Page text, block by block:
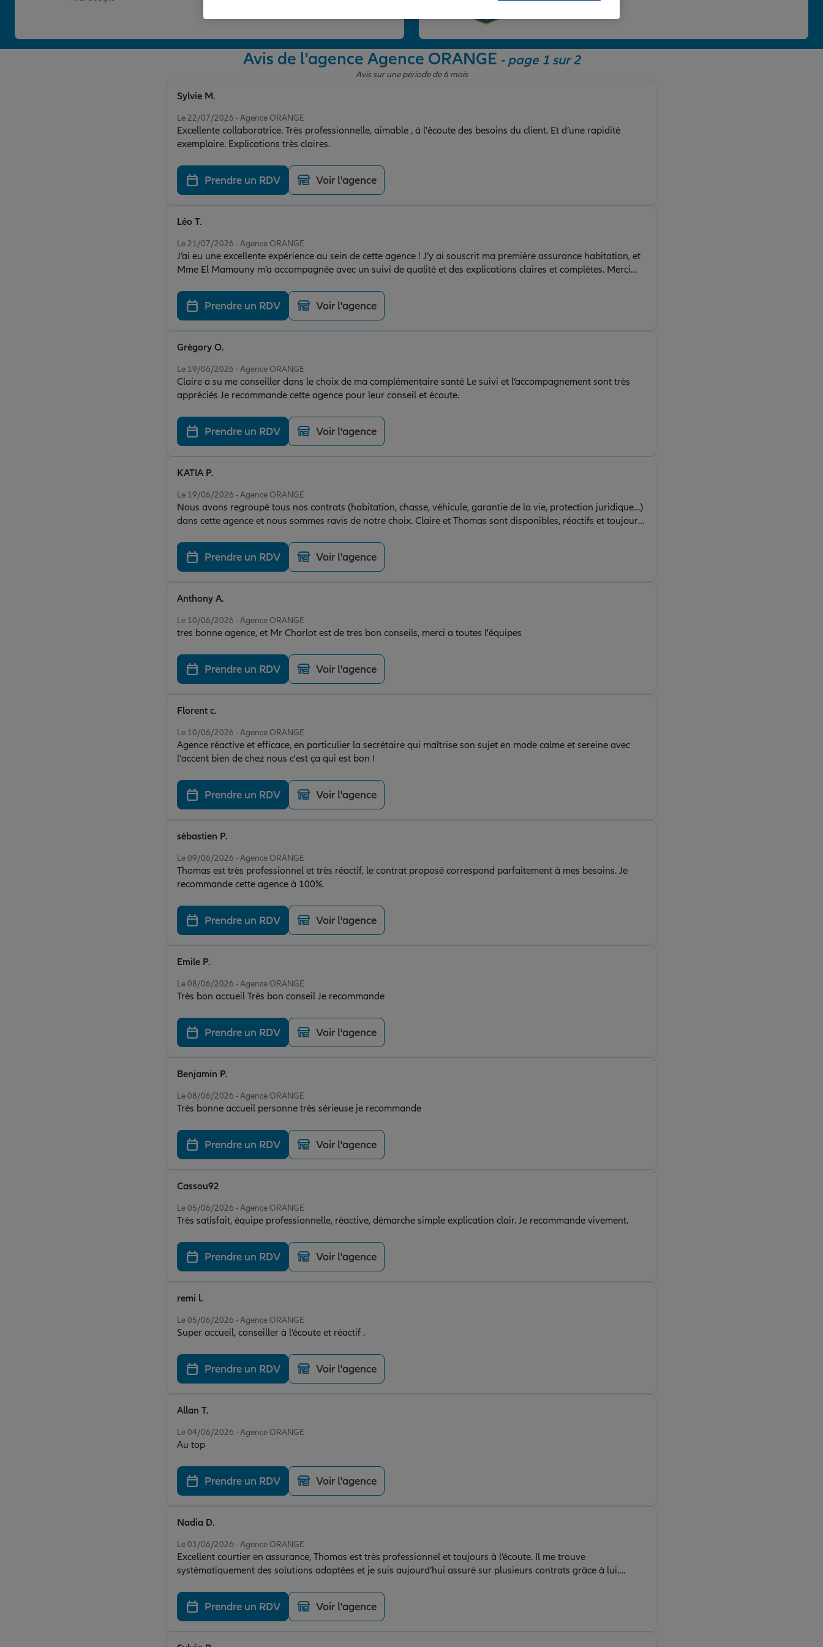
Avis de l'agence Agence ORANGE - page 1 sur 2
Avis sur une période de 6 mois
Le 22/07/2026 - Agence ORANGE
Excellente collaboratrice. Très professionnelle, aimable , à l'écoute des besoins du client. Et d’une rapidité
exemplaire. Explications très claires.
Sylvie M.
Prendre un RDV Voir l'agence
Le 21/07/2026 - Agence ORANGE
J’ai eu une excellente expérience au sein de cette agence ! J’y ai souscrit ma première assurance habitation, et
Mme El Mamouny m’a accompagnée avec un suivi de qualité et des explications claires et complètes. Merci
son sérieux et sa très bonne ambiance 😉
Léo T.
Prendre un RDV Voir l'agence
Le 19/06/2026 - Agence ORANGE
Claire a su me conseiller dans le choix de ma complémentaire santé Le suivi et l’accompagnement sont très
appréciés Je recommande cette agence pour leur conseil et écoute.
Grégory O.
Prendre un RDV Voir l'agence
Le 19/06/2026 - Agence ORANGE
Nous avons regroupé tous nos contrats (habitation, chasse, véhicule, garantie de la vie, protection juridique…)
dans cette agence et nous sommes ravis de notre choix. Claire et Thomas sont disponibles, réactifs et toujours
attentes. Un grand merci, nous recommandons cette agence les yeux fermés !
KATIA P.
Prendre un RDV Voir l'agence
Le 10/06/2026 - Agence ORANGE
tres bonne agence, et Mr Charlot est de tres bon conseils, merci a toutes l'équipes
Anthony A.
Prendre un RDV Voir l'agence
Le 10/06/2026 - Agence ORANGE
Agence réactive et efficace, en particulier la secrétaire qui maîtrise son sujet en mode calme et sereine avec
l'accent bien de chez nous c'est ça qui est bon !
Florent c.
Prendre un RDV Voir l'agence
Le 09/06/2026 - Agence ORANGE
Thomas est très professionnel et très réactif, le contrat proposé correspond parfaitement à mes besoins. Je
recommande cette agence à 100%.
sébastien P.
Prendre un RDV Voir l'agence
Le 08/06/2026 - Agence ORANGE
Très bon accueil Très bon conseil Je recommande
Emile P.
Prendre un RDV Voir l'agence
Le 08/06/2026 - Agence ORANGE
Très bonne accueil personne très sérieuse je recommande
Benjamin P.
Prendre un RDV Voir l'agence
Le 05/06/2026 - Agence ORANGE
Très satisfait, équipe professionnelle, réactive, démarche simple explication clair. Je recommande vivement.
Cassou92
Prendre un RDV Voir l'agence
Le 05/06/2026 - Agence ORANGE
Super accueil, conseiller à l’écoute et réactif .
remi l.
Prendre un RDV Voir l'agence
Le 04/06/2026 - Agence ORANGE
Au top
Allan T.
Prendre un RDV Voir l'agence
Le 03/06/2026 - Agence ORANGE
Excellent courtier en assurance, Thomas est très professionnel et toujours à l’écoute. Il me trouve
systématiquement des solutions adaptées et je suis aujourd’hui assuré sur plusieurs contrats grâce à lui.
Nadia D.
Prendre un RDV Voir l'agence